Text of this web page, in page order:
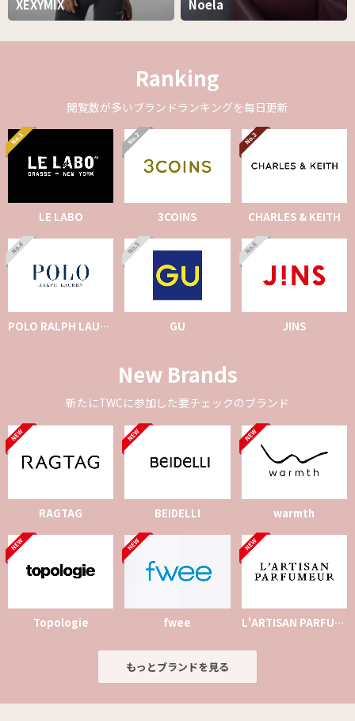
XEXYMIX Noela
Ranking
閲覧数が多いブランドランキングを毎日更新
LE LABO 3COINS CHARLES & KEITH
POLO RALPH LAUREN GU JINS
New Brands
新たにTWCに参加した要チェックのブランド
RAGTAG BEIDELLI warmth
Topologie fwee L'ARTISAN PARFUMEUR
もっとブランドを見る